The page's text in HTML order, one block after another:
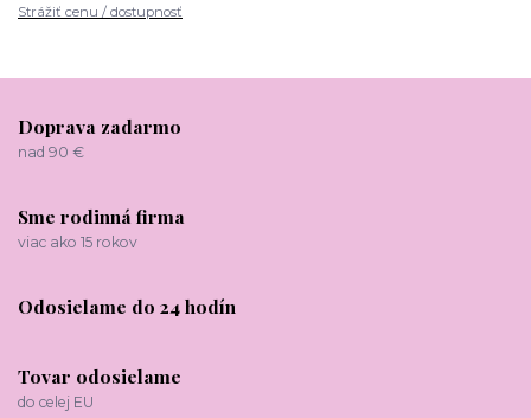
Strážiť cenu / dostupnosť
Doprava zadarmo
nad 90 €
Sme rodinná firma
viac ako 15 rokov
Odosielame do 24 hodín
Tovar odosielame
do celej EU